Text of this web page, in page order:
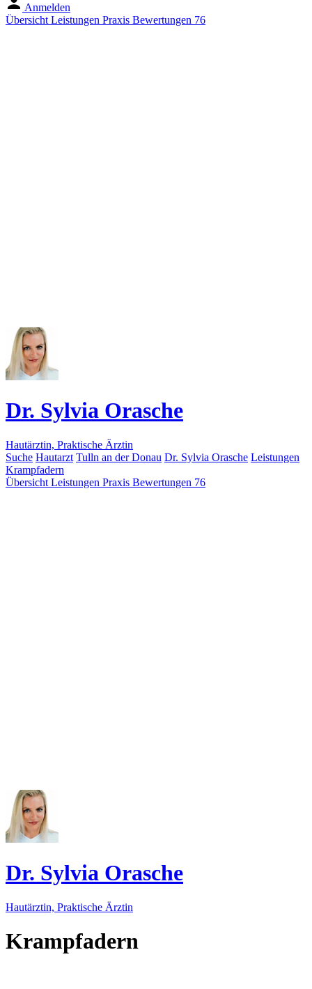
Anmelden
Übersicht Leistungen Praxis Bewertungen 76
Dr. Sylvia Orasche
Hautärztin, Praktische Ärztin
Suche Hautarzt Tulln an der Donau Dr. Sylvia Orasche Leistungen
Krampfadern
Übersicht Leistungen Praxis Bewertungen 76
Dr. Sylvia Orasche
Hautärztin, Praktische Ärztin
Krampfadern